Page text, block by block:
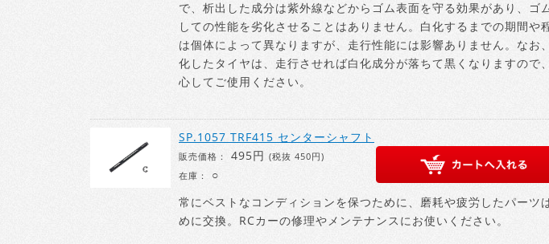
で、析出した成分は紫外線などからゴム表面を守る効果があり、ゴ
しての性能を劣化させることはありません。白化するまでの期間や
は個体によって異なりますが、走行性能には影響ありません。なお
化したタイヤは、走行させれば白化成分が落ちて黒くなりますので
心してご使用ください。
SP.1057 TRF415 センターシャフト
販売価格： 495円 (税抜 450円)
在庫：
○
常にベストなコンディションを保つために、磨耗や疲労したパーツ
めに交換。RCカーの修理やメンテナンスにお使いください。